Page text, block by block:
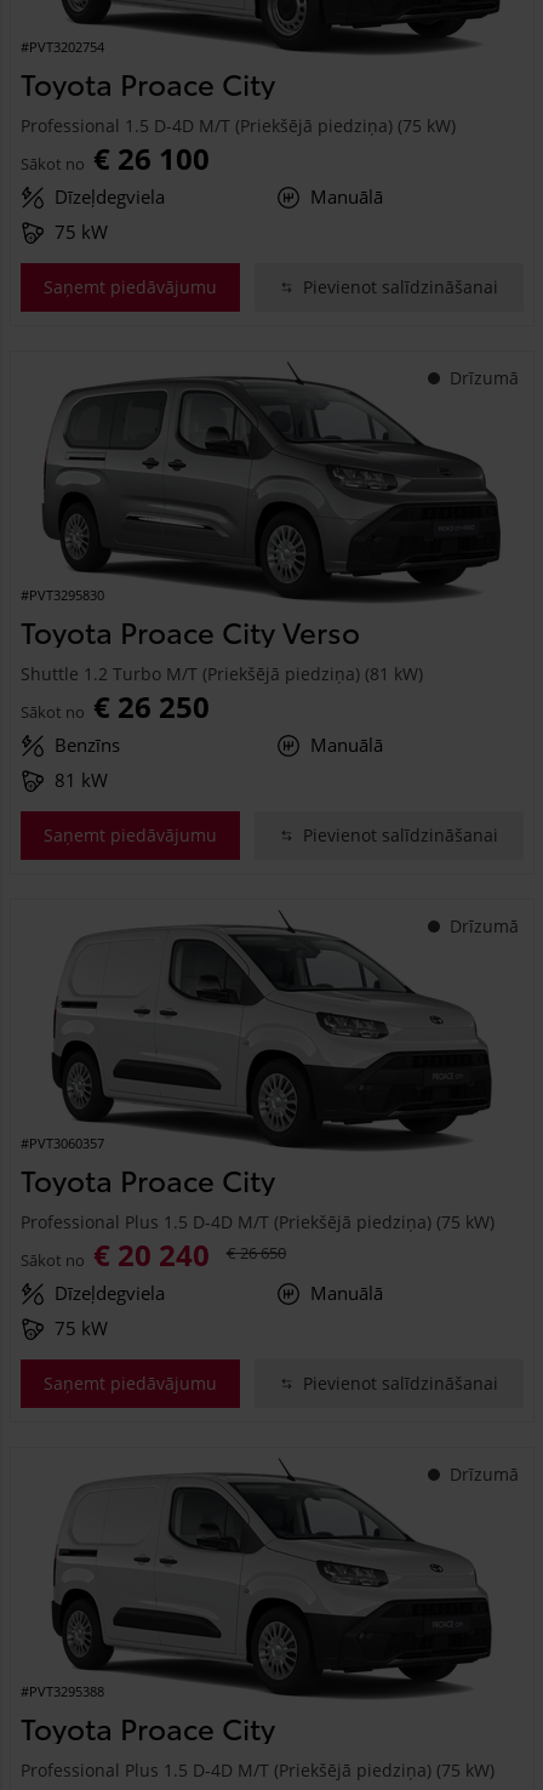
#PVT3202754
Toyota Proace City
Professional 1.5 D-4D M/T (Priekšējā piedziņa) (75 kW)
Sākot no € 26 100
Dīzeļdegviela
Manuālā
75 kW
Saņemt piedāvājumu Pievienot salīdzināšanai
Drīzumā
#PVT3295830
Toyota Proace City Verso
Shuttle 1.2 Turbo M/T (Priekšējā piedziņa) (81 kW)
Sākot no € 26 250
Benzīns
Manuālā
81 kW
Saņemt piedāvājumu Pievienot salīdzināšanai
Drīzumā
#PVT3060357
Toyota Proace City
Professional Plus 1.5 D-4D M/T (Priekšējā piedziņa) (75 kW)
Sākot no € 20 240 € 26 650
Dīzeļdegviela
Manuālā
75 kW
Saņemt piedāvājumu Pievienot salīdzināšanai
Drīzumā
#PVT3295388
Toyota Proace City
Professional Plus 1.5 D-4D M/T (Priekšējā piedziņa) (75 kW)